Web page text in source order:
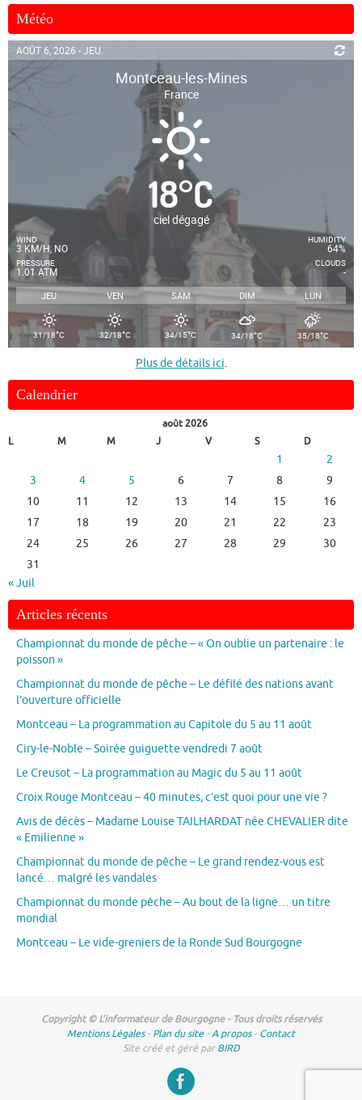
Météo
AOÛT 6, 2026 - JEU.
Montceau-les-Mines
France
18°C
ciel dégagé
WIND
3 KM/H, NO
PRESSURE
1.01 ATM
HUMIDITY
64%
CLOUDS
-
JEU VEN SAM DIM LUN
31/18°C 32/18°C 34/15°C 34/18°C 35/18°C
Plus de détails ici.
Calendrier
août 2026
L
M M J V S D
1
2
3
4 5 6 7 8
9
10
11 12 13 14 15
16
17
18 19 20 21 22
23
24
25 26 27 28 29
30
31
« Juil
Articles récents
Championnat du monde de pêche – « On oublie un partenaire : le
poisson »
Championnat du monde de pêche – Le défilé des nations avant
l’ouverture officielle
Montceau – La programmation au Capitole du 5 au 11 août
Ciry-le-Noble – Soirée guiguette vendredi 7 août
Le Creusot – La programmation au Magic du 5 au 11 août
Croix Rouge Montceau – 40 minutes, c’est quoi pour une vie ?
Avis de décès – Madame Louise TAILHARDAT née CHEVALIER dite
« Emilienne »
Championnat du monde de pêche – Le grand rendez-vous est
lancé… malgré les vandales
Championnat du monde pêche – Au bout de la ligne… un titre
mondial
Montceau – Le vide-greniers de la Ronde Sud Bourgogne
Copyright © L'informateur de Bourgogne - Tous droits réservés
Mentions Légales- Plan du site -A propos- Contact
Site créé et géré parBIRD